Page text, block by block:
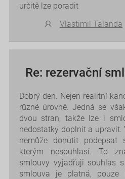
určitě lze poradit
Vlastimil Talanda
Re: rezervační
Dobrý den. Nejen realitní
různé úrovně. Jedná se
dvou stran, takže lze i
nedostatky doplnit a upravit.
nemůže donutit podepsat
kterým nesouhlasí. To
smlouvy vyjadřuji souhlas
smlouva je platná,